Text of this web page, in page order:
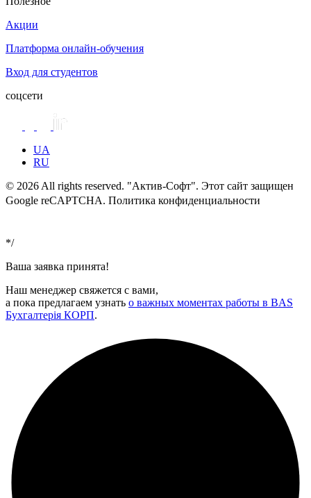
Акции
Платформа онлайн-обучения
Вход для студентов
соцсети
UA
RU
© 2026 All rights reserved. "Актив-Софт". Этот сайт защищен
Google reCAPTCHA. Политика конфиденциальности
*/
Ваша заявка принята!
Наш менеджер свяжется с вами,
а пока предлагаем узнать о важных моментах работы в BAS
Бухгалтерія КОРП.